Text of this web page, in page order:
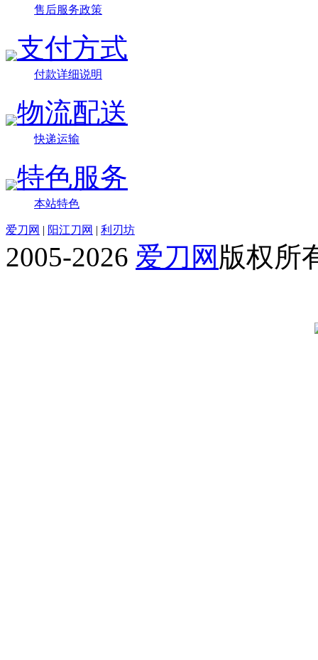
售后服务政策
支付方式
付款详细说明
物流配送
快递运输
特色服务
本站特色
爱刀网 | 阳江刀网 | 利刃坊
2005-2026 爱刀网 版权所